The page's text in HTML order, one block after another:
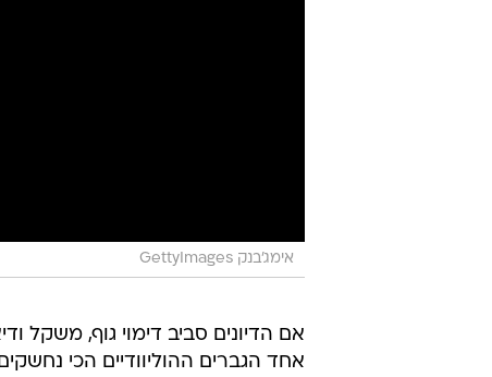
אימג'בנק GettyImages
אם הדיונים סביב דימוי גוף, משקל